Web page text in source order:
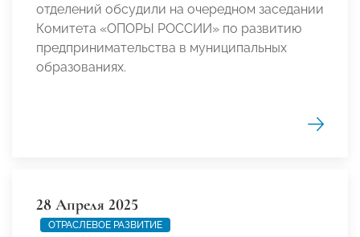
отделений обсудили на очередном заседании
Комитета «ОПОРЫ РОССИИ» по развитию
предпринимательства в муниципальных
образованиях.
28 Апреля 2025
ОТРАСЛЕВОЕ РАЗВИТИЕ